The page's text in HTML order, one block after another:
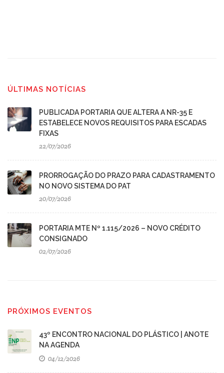
ÚLTIMAS NOTÍCIAS
PUBLICADA PORTARIA QUE ALTERA A NR-35 E
ESTABELECE NOVOS REQUISITOS PARA ESCADAS
FIXAS
22/07/2026
PRORROGAÇÃO DO PRAZO PARA CADASTRAMENTO
NO NOVO SISTEMA DO PAT
20/07/2026
PORTARIA MTE Nº 1.115/2026 – NOVO CRÉDITO
CONSIGNADO
02/07/2026
PRÓXIMOS EVENTOS
43º ENCONTRO NACIONAL DO PLÁSTICO | ANOTE
NA AGENDA
04/12/2026